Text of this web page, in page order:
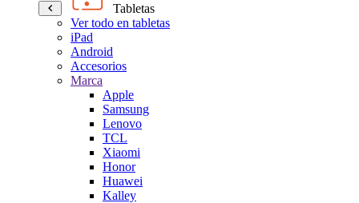
Tabletas
Ver todo en tabletas
iPad
Android
Accesorios
Marca
Apple
Samsung
Lenovo
TCL
Xiaomi
Honor
Huawei
Kalley